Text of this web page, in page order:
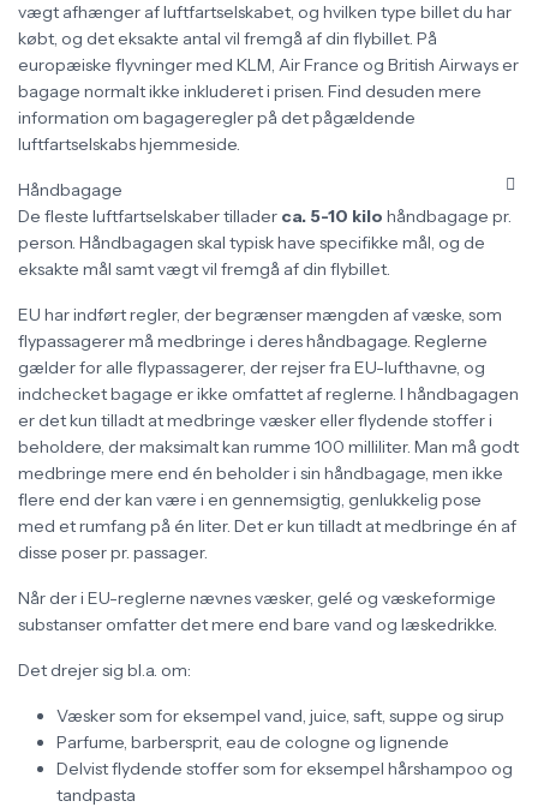
vægt afhænger af luftfartselskabet, og hvilken type billet du har
købt, og det eksakte antal vil fremgå af din flybillet. På
europæiske flyvninger med KLM, Air France og British Airways er
bagage normalt ikke inkluderet i prisen. Find desuden mere
information om bagageregler på det pågældende
luftfartselskabs hjemmeside.
Håndbagage
De fleste luftfartselskaber tillader ca. 5-10 kilo håndbagage pr.
person. Håndbagagen skal typisk have specifikke mål, og de
eksakte mål samt vægt vil fremgå af din flybillet.
EU har indført regler, der begrænser mængden af væske, som
flypassagerer må medbringe i deres håndbagage. Reglerne
gælder for alle flypassagerer, der rejser fra EU-lufthavne, og
indchecket bagage er ikke omfattet af reglerne. I håndbagagen
er det kun tilladt at medbringe væsker eller flydende stoffer i
beholdere, der maksimalt kan rumme 100 milliliter. Man må godt
medbringe mere end én beholder i sin håndbagage, men ikke
flere end der kan være i en gennemsigtig, genlukkelig pose
med et rumfang på én liter. Det er kun tilladt at medbringe én af
disse poser pr. passager.
Når der i EU-reglerne nævnes væsker, gelé og væskeformige
substanser omfatter det mere end bare vand og læskedrikke.
Det drejer sig bl.a. om:
Væsker som for eksempel vand, juice, saft, suppe og sirup
Parfume, barbersprit, eau de cologne og lignende
Delvist flydende stoffer som for eksempel hårshampoo og
tandpasta